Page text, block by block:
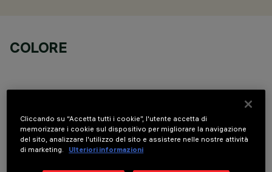
COLORE
COMPONENTI OPZIONALI
Cliccando su “Accetta tutti i cookie”, l'utente accetta di
memorizzare i cookie sul dispositivo per migliorare la navigazione
del sito, analizzare l'utilizzo del sito e assistere nelle nostre attività
di marketing.
Ulteriori informazioni